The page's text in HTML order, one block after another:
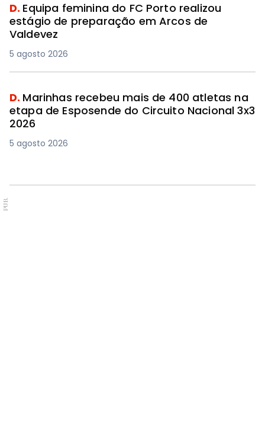
D. Equipa feminina do FC Porto realizou
estágio de preparação em Arcos de
Valdevez
5 agosto 2026
D. Marinhas recebeu mais de 400 atletas na
etapa de Esposende do Circuito Nacional 3x3
2026
5 agosto 2026
PUB.